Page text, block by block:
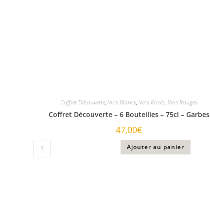
Coffret Découverte, Vins Blancs, Vins Rosés, Vins Rouges
Coffret Découverte – 6 Bouteilles – 75cl – Garbes
47,00€
Ajouter au panier